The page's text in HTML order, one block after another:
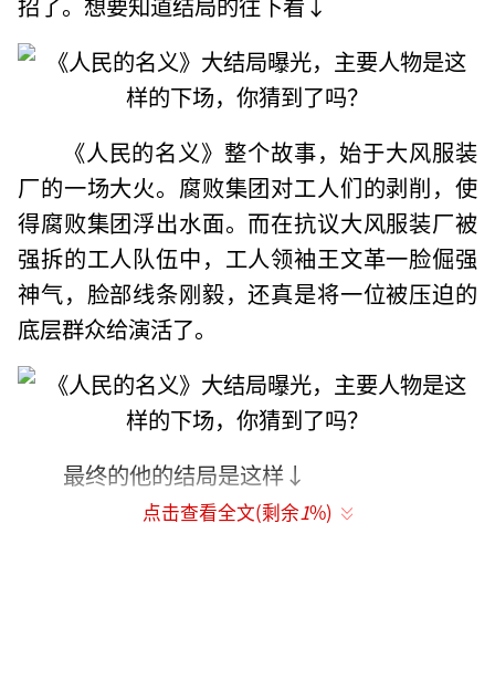
《人民的名义》整个故事，始于大风服装
厂的一场大火。腐败集团对工人们的剥削，使
得腐败集团浮出水面。而在抗议大风服装厂被
强拆的工人队伍中，工人领袖王文革一脸倔强
神气，脸部线条刚毅，还真是将一位被压迫的
底层群众给演活了。
最终的他的结局是这样↓
点击查看全文(剩余1%)